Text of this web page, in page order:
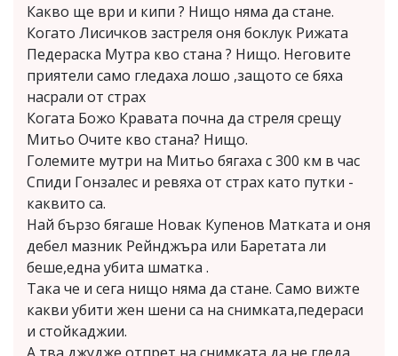
Какво ще ври и кипи ? Нищо няма да стане.
Когато Лисичков застреля оня боклук Рижата
Педераска Мутра кво стана ? Нищо. Неговите
приятели само гледаха лошо ,защото се бяха
насрали от страх
Когата Божо Кравата почна да стреля срещу
Митьо Очите кво стана? Нищо.
Големите мутри на Митьо бягаха с 300 км в час
Спиди Гонзалес и ревяха от страх като путки -
каквито са.
Най бързо бягаше Новак Купенов Матката и оня
дебел мазник Рейнджъра или Баретата ли
беше,една убита шматка .
Така че и сега нищо няма да стане. Само вижте
какви убити жен шени са на снимката,педераси
и стойкаджии.
А тва джудже отпрет на снимката да не гледа